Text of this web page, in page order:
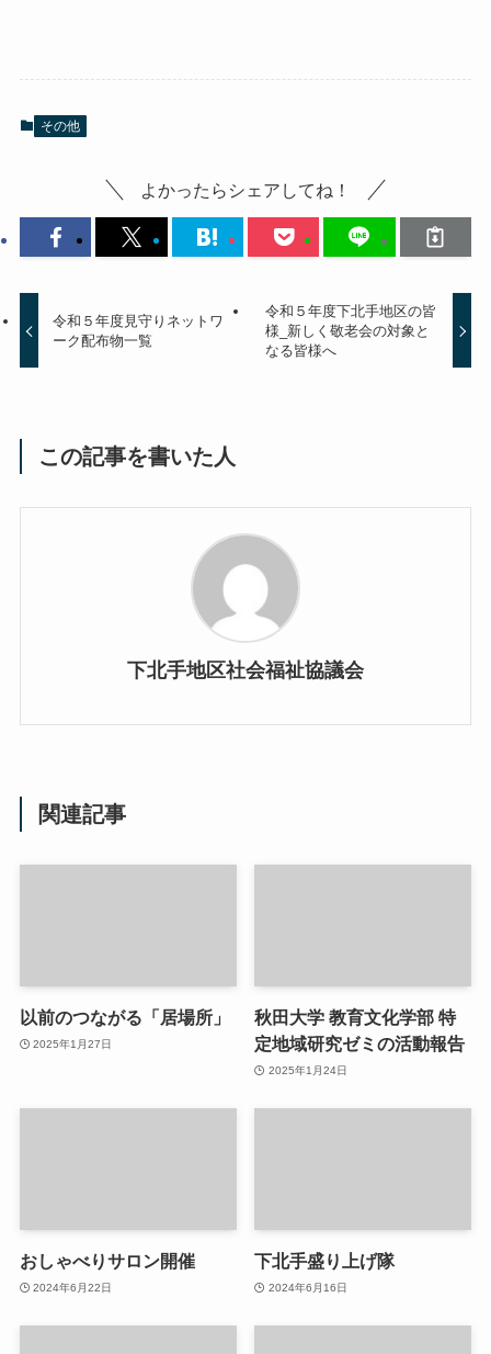
その他
よかったらシェアしてね！
令和５年度見守りネットワ
ーク配布物一覧
令和５年度下北手地区の皆
様_新しく敬老会の対象と
なる皆様へ
この記事を書いた人
下北手地区社会福祉協議会
関連記事
以前のつながる「居場所」
2025年1月27日
秋田大学 教育文化学部 特
定地域研究ゼミの活動報告
2025年1月24日
おしゃべりサロン開催
2024年6月22日
下北手盛り上げ隊
2024年6月16日